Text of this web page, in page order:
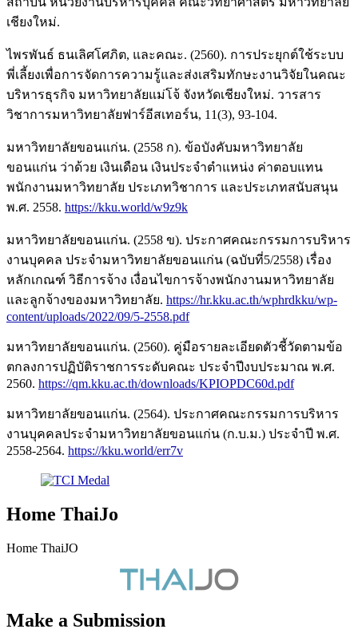
เชียงใหม่.
ไพรพันธ์ ธนเลิศโศภิต, และคณะ. (2560). การประยุกต์ใช้ระบบ
พี่เลี้ยงเพื่อการจัดการความรู้และส่งเสริมทักษะงานวิจัยในคณะ
บริหารธุรกิจ มหาวิทยาลัยแม่โจ้ จังหวัดเชียงใหม่. วารสาร
วิชาการมหาวิทยาลัยฟาร์อีสเทอร์น, 11(3), 93-104.
มหาวิทยาลัยขอนแก่น. (2558 ก). ข้อบังคับมหาวิทยาลัย
ขอนแก่น ว่าด้วย เงินเดือน เงินประจำตำแหน่ง ค่าตอบแทน
พนักงานมหาวิทยาลัย ประเภทวิชาการ และประเภทสนับสนุน
พ.ศ. 2558. https://kku.world/w9z9k
มหาวิทยาลัยขอนแก่น. (2558 ข). ประกาศคณะกรรมการบริหาร
งานบุคคล ประจำมหาวิทยาลัยขอนแก่น (ฉบับที่5/2558) เรื่อง
หลักเกณฑ์ วิธีการจ้าง เงื่อนไขการจ้างพนักงานมหาวิทยาลัย
และลูกจ้างของมหาวิทยาลัย. https://hr.kku.ac.th/wphrdkku/wp-
content/uploads/2022/09/5-2558.pdf
มหาวิทยาลัยขอนแก่น. (2560). คู่มือรายละเอียดตัวชี้วัดตามข้อ
ตกลงการปฏิบัติราชการระดับคณะ ประจำปีงบประมาณ พ.ศ.
2560. https://qm.kku.ac.th/downloads/KPIOPDC60d.pdf
มหาวิทยาลัยขอนแก่น. (2564). ประกาศคณะกรรมการบริหาร
งานบุคคลประจำมหาวิทยาลัยขอนแก่น (ก.บ.ม.) ประจำปี พ.ศ.
2558-2564. https://kku.world/err7v
Home ThaiJo
Home ThaiJO
Make a Submission